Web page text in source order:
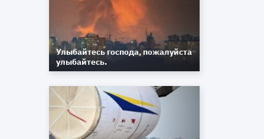
Улыбайтесь господа, пожалуйста
улыбайтесь.